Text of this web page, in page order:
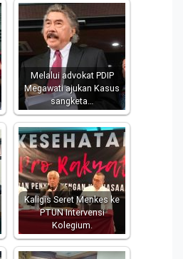
Melalui advokat PDIP
Megawati ajukan Kasus
sangketa…
Kaligis Seret Menkes ke
PTUN Intervensi
Kolegium.